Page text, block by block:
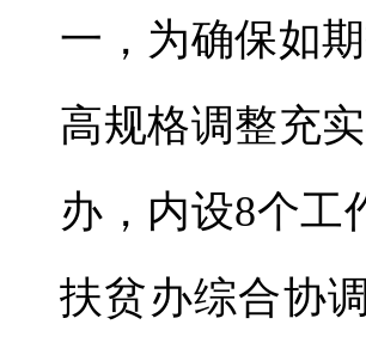
一，为确保如
高规格调整充
办，内设8个工
扶贫办综合协